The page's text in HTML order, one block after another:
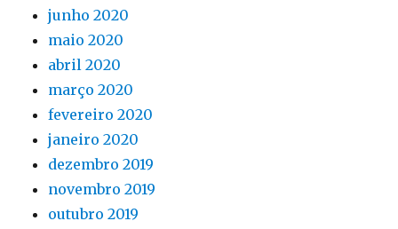
junho 2020
maio 2020
abril 2020
março 2020
fevereiro 2020
janeiro 2020
dezembro 2019
novembro 2019
outubro 2019